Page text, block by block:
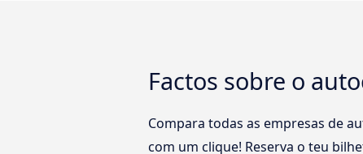
Factos sobre o
Compara todas as empresas de
com um clique! Reserva o teu